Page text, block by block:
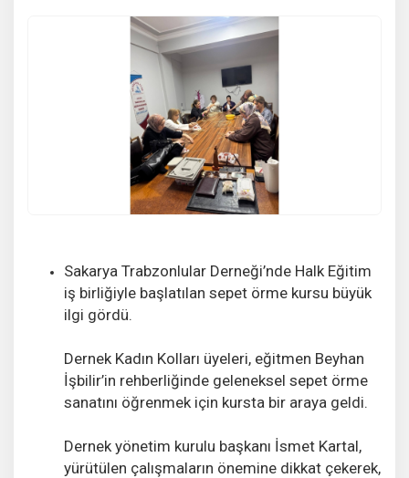
Sakarya Trabzonlular Derneği’nde Halk Eğitim
iş birliğiyle başlatılan sepet örme kursu büyük
ilgi gördü.
Dernek Kadın Kolları üyeleri, eğitmen Beyhan
İşbilir’in rehberliğinde geleneksel sepet örme
sanatını öğrenmek için kursta bir araya geldi.
Dernek yönetim kurulu başkanı İsmet Kartal,
yürütülen çalışmaların önemine dikkat çekerek,